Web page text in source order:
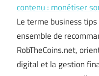
contenu : monétiser
Le terme business tips
ensemble de
RobTheCoins.net,
digital et la gestion